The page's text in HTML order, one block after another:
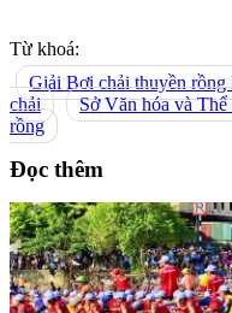
Từ khoá:
Giải Bơi chải thuyền
chải
Sở Văn hóa và
rồng
Đọc thêm